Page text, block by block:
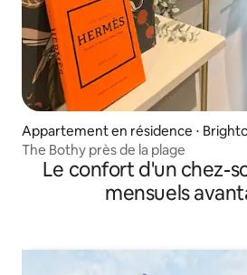
Appartement en résidence ⋅
The Bothy près de la plage
Le confort d'un chez-
mensuels